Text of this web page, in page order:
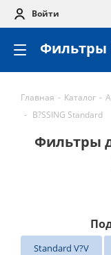
Войти
Фильтры
Главная - Каталог -
- B?SSING Standard
Фильтры
Standard V?V